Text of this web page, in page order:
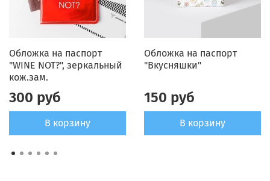
Обложка на паспорт
"WINE NOT?", зеркальный
кож.зам.
300 руб
В корзину
Обложка на паспорт
"Вкусняшки"
150 руб
В корзину